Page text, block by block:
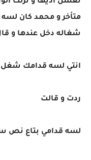
متأخر و محمد كان لسه
شغاله دخل عندها و
انتي لسه قدامك شغل
ردت و قالت
لسه قدامي بتاع نص